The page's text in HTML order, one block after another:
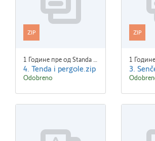
ZIP
1 Године пре од Standa Blaha
4. Tenda i pergole.zip
Odobreno
ZIP